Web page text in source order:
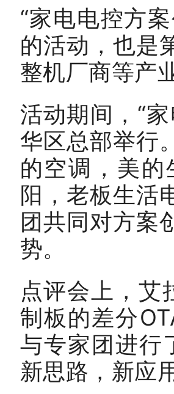
“家电电控方
的活动，也是
整机厂商等产
活动期间，“
华区总部举行
的空调，美
阳，老板生活
团共同对方案
势。
点评会上，艾
制板的差分
与专家团进行
新思路，新应